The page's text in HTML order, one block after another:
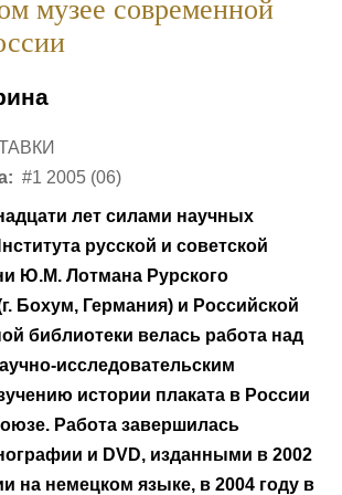
музее современной
#1 2005 (06)
лет силами научных
русской и советской
Ю.М. Лотмана Рурского
Бохум, Германия) и Российской
библиотеки велась работа над
исследовательским
истории плаката в России
Работа завершилась
и DVD, изданными в 2002
на немецком языке, в 2004 году в